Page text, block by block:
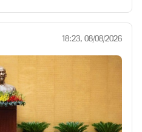
18:23, 08/08/2026